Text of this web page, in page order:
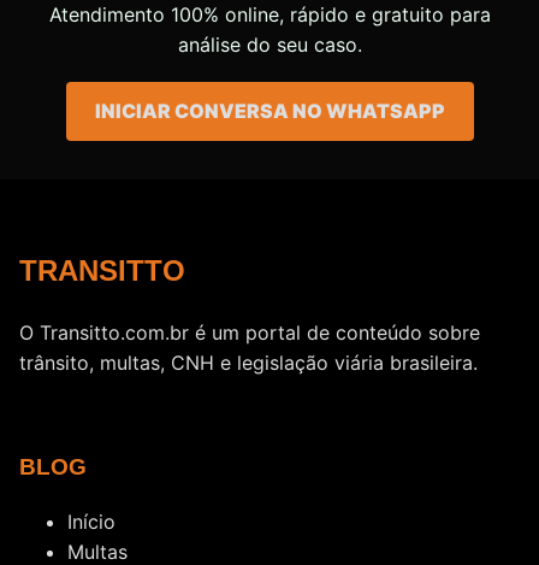
Atendimento 100% online, rápido e gratuito para
análise do seu caso.
INICIAR CONVERSA NO WHATSAPP
TRANSITTO
O Transitto.com.br é um portal de conteúdo sobre
trânsito, multas, CNH e legislação viária brasileira.
BLOG
Início
Multas